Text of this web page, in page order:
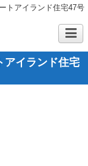
トアイランド住宅47号
アイランド住宅